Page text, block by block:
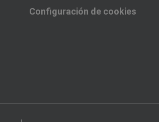
Configuración de cookies